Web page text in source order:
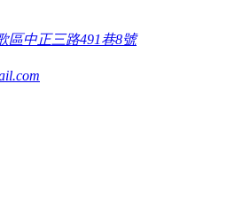
區中正三路491巷8號